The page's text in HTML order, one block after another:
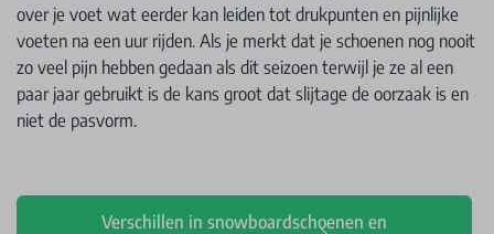
over je voet wat eerder kan leiden tot drukpunten en pijnlijke
voeten na een uur rijden. Als je merkt dat je schoenen nog nooit
zo veel pijn hebben gedaan als dit seizoen terwijl je ze al een
paar jaar gebruikt is de kans groot dat slijtage de oorzaak is en
niet de pasvorm.
Verschillen in snowboardschoenen en